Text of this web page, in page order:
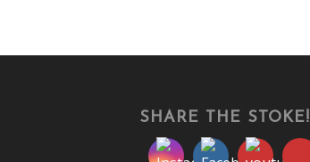
SHARE THE STOKE!